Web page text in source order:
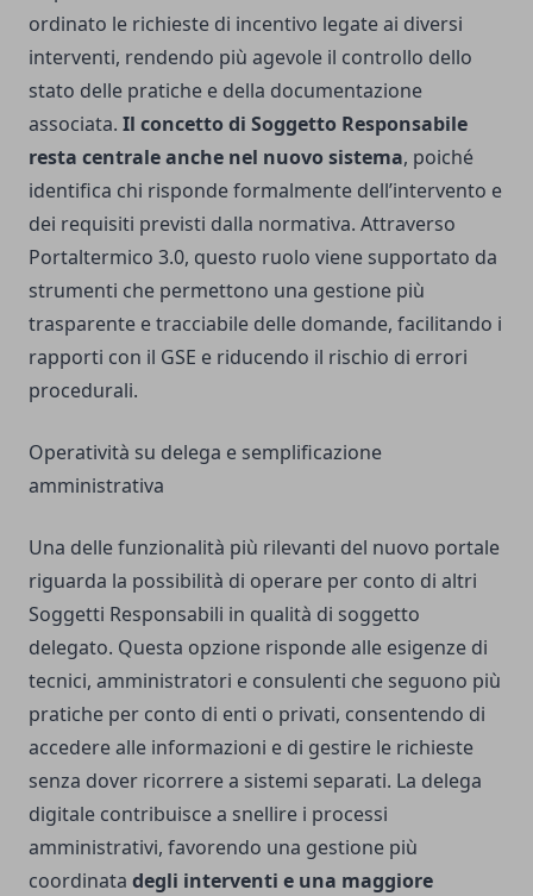
ordinato le richieste di incentivo legate ai diversi
interventi, rendendo più agevole il controllo dello
stato delle pratiche e della documentazione
associata. Il concetto di Soggetto Responsabile
resta centrale anche nel nuovo sistema, poiché
identifica chi risponde formalmente dell’intervento e
dei requisiti previsti dalla normativa. Attraverso
Portaltermico 3.0, questo ruolo viene supportato da
strumenti che permettono una gestione più
trasparente e tracciabile delle domande, facilitando i
rapporti con il GSE e riducendo il rischio di errori
procedurali.
Operatività su delega e semplificazione
amministrativa
Una delle funzionalità più rilevanti del nuovo portale
riguarda la possibilità di operare per conto di altri
Soggetti Responsabili in qualità di soggetto
delegato. Questa opzione risponde alle esigenze di
tecnici, amministratori e consulenti che seguono più
pratiche per conto di enti o privati, consentendo di
accedere alle informazioni e di gestire le richieste
senza dover ricorrere a sistemi separati. La delega
digitale contribuisce a snellire i processi
amministrativi, favorendo una gestione più
coordinata degli interventi e una maggiore